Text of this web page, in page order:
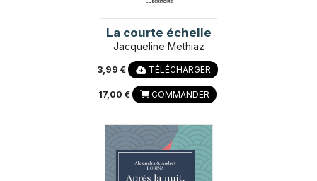
La courte échelle
Jacqueline Methiaz
3,99 € TÉLÉCHARGER
17,00 € COMMANDER